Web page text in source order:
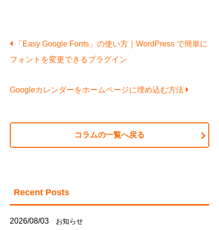
「Easy Google Fonts」の使い方｜WordPress で簡単に
フォントを変更できるプラグイン
Googleカレンダーをホームページに埋め込む方法
コラムの一覧へ戻る
Recent Posts
2026/08/03 お知らせ